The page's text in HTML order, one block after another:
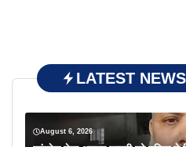
LATEST NEWS
August 6, 2026